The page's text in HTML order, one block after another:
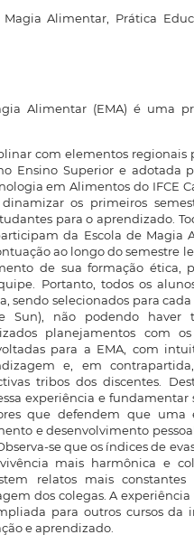
Magia Alimentar, Prática
Alimentar (EMA) é uma
com elementos regionais
Ensino Superior e adotada
em Alimentos do IFCE
os primeiros
para o aprendizado.
da Escola de Magia
ao longo do semestre
de sua formação ética,
Portanto, todos os
sendo selecionados para
Sun), não podendo haver
planejamentos com
para a EMA, com
e, em contrapartida,
tribos dos discentes.
experiência e
que defendem que uma
e desenvolvimento
se que os índices de
mais harmônica e
relatos mais constantes
dos colegas. A
para outros cursos da
e aprendizado.